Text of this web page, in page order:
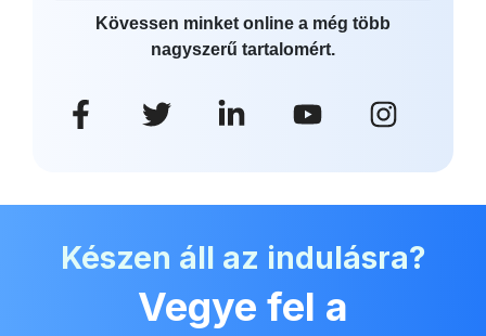
Kövessen minket online a még több
nagyszerű tartalomért.
Készen áll az indulásra?
Vegye fel a